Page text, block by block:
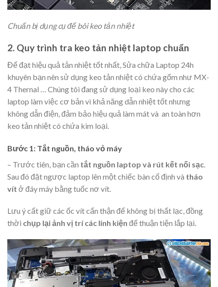
Chuẩn bị dụng cụ để bôi keo tản nhiệt
2. Quy trình tra keo tản nhiệt laptop chuẩn
Để đạt hiệu quả tản nhiệt tốt nhất, Sửa chữa Laptop 24h
khuyên bạn nên sử dụng keo tản nhiệt có chứa gốm như MX-
4 Thernal … Chúng tôi đang sử dụng loại keo này cho các
laptop làm việc cơ bản vì khả năng dẫn nhiệt tốt nhưng
không dẫn điện, đảm bảo hiệu quả làm mát và an toàn hơn
keo tản nhiệt có chứa kim loại.
Bước 1: Tắt nguồn, tháo vỏ máy
– Trước tiên, bạn cần tắt nguồn laptop và rút kết nối sạc
Sau đó đặt ngược laptop lên một chiếc bàn cố định và tháo
vít ở đáy máy bằng tuốc nơ vít.
Lưu ý cất giữ các ốc vít cẩn thận để không bị thất lạc, đồng
thời chụp lại ảnh vị trí các linh kiện để thuận tiện lắp lại.